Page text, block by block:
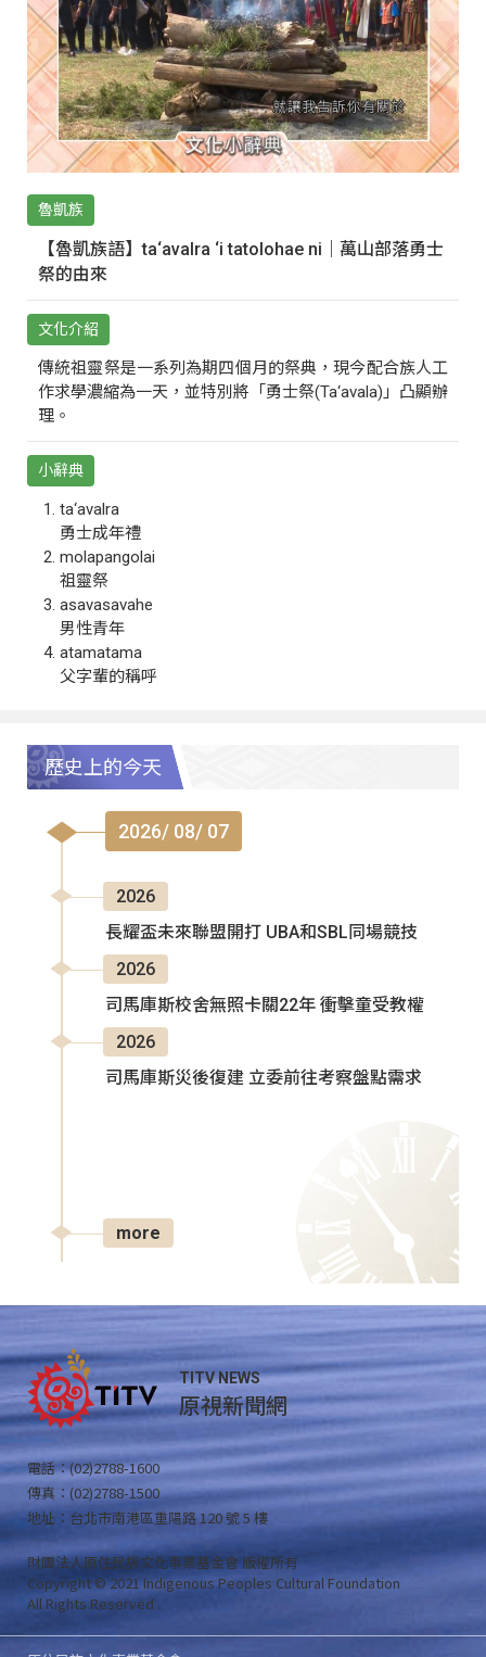
魯凱族
【魯凱族語】ta‘avalra ‘i tatolohae ni｜萬山部落勇士
祭的由來
文化介紹
傳統祖靈祭是一系列為期四個月的祭典，現今配合族人工
作求學濃縮為一天，並特別將「勇士祭(Ta‘avala)」凸顯辦
理。
小辭典
ta‘avalra
勇士成年禮
molapangolai
祖靈祭
asavasavahe
男性青年
atamatama
父字輩的稱呼
歷史上的今天
2026/ 08/ 07
2026
長耀盃未來聯盟開打 UBA和SBL同場競技
2026
司馬庫斯校舍無照卡關22年 衝擊童受教權
2026
司馬庫斯災後復建 立委前往考察盤點需求
more
TITV NEWS
原視新聞網
電話：(02)2788-1600
傳真：(02)2788-1500
地址：台北市南港區重陽路 120 號 5 樓
財團法人原住民族文化事業基金會 版權所有
Copyright © 2021 Indigenous Peoples Cultural Foundation
All Rights Reserved .